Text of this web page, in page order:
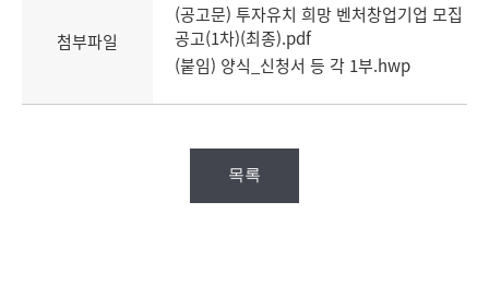
첨부파일
(공고문) 투자유치 희망 벤처창업기업 모집
공고(1차)(최종).pdf
(붙임) 양식_신청서 등 각 1부.hwp
목록